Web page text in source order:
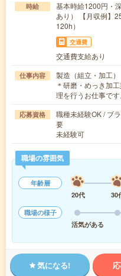
時給
基本時給1200円・
あり） 【月収例】
120h）
交通費
交通費支給あり
仕事内容
製造（組立・加工）
＊研磨・めっき加
理を行うお仕事で
応募資格
職種未経験OK / ブ
要
未経験可
職場の雰囲気
年齢層
20代
30
職場の様子
活気がある
気になる!